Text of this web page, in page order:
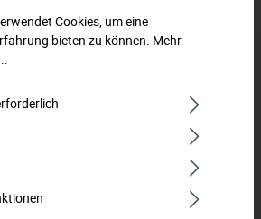
In den Warenkorb
das Land.Mit Mehrkomponentengriff
Cookies, um eine
bieten zu können. Mehr